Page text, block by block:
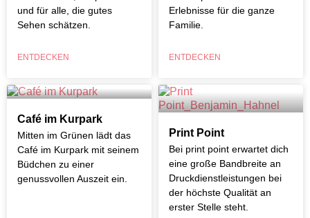
und für alle, die gutes
Sehen schätzen.
ENTDECKEN
Erlebnisse für die ganze
Familie.
ENTDECKEN
Café im Kurpark
Mitten im Grünen lädt das
Café im Kurpark mit seinem
Büdchen zu einer
genussvollen Auszeit ein.
Print Point
Bei print point erwartet dich
eine große Bandbreite an
Druckdienstleistungen bei
der höchste Qualität an
erster Stelle steht.